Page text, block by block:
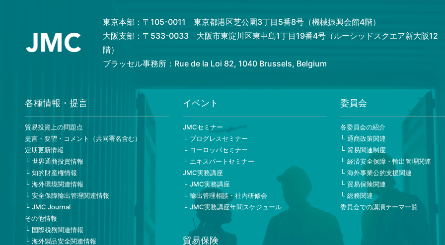
東京本部：〒105-0011 東京都港区芝公園3丁目5番8号（機械振興会館4階）
大阪支部：〒533-0033 大阪市東淀川区東中島1丁目19番4号（ルーシッドスクエア新大阪12
階）
ブラッセル事務所：Rue de la Loi 82, 1040 Brussels, Belgium
各種情報・提言
貿易投資上の問題点
提言・要望・コメント（共同署名含む）
定期更新情報
世界通商投資情報
知的財産権情報
海外環境関連情報
安全保障輸出管理関連情報
JMC Journal
その他情報
国際税務関連情報
海外製品安全関連情報
イベント
JMCセミナー
プログレスセミナー
ヨーロッパセミナー
エキスパートセミナー
JMC実務講座
JMC実務講座
輸出管理相談・社内研修会
JMC実務講座年間スケジュール
貿易保険
委員会
各委員会の紹介
通商政策関連
貿易関連制度
経済安全保障・輸出管理関連
海外事業公的支援関連
貿易保険関連
総務関連
委員会での講演テーマ一覧